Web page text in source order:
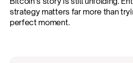
strategy matters far more than
perfect moment.